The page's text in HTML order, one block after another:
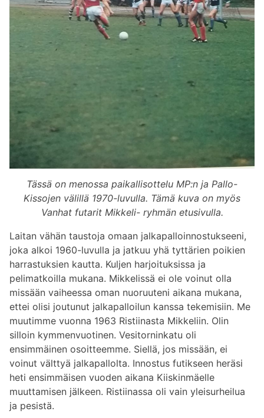
Tässä on menossa paikallisottelu MP:n ja Pallo-
Kissojen välillä 1970-luvulla. Tämä kuva on myös
Vanhat futarit Mikkeli- ryhmän etusivulla.
Laitan vähän taustoja omaan jalkapalloinnostukseeni,
joka alkoi 1960-luvulla ja jatkuu yhä tyttärien poikien
harrastuksien kautta. Kuljen harjoituksissa ja
pelimatkoilla mukana. Mikkelissä ei ole voinut olla
missään vaiheessa oman nuoruuteni aikana mukana,
ettei olisi joutunut jalkapalloilun kanssa tekemisiin. Me
muutimme vuonna 1963 Ristiinasta Mikkeliin. Olin
silloin kymmenvuotinen. Vesitorninkatu oli
ensimmäinen osoitteemme. Siellä, jos missään, ei
voinut välttyä jalkapallolta. Innostus futikseen heräsi
heti ensimmäisen vuoden aikana Kiiskinmäelle
muuttamisen jälkeen. Ristiinassa oli vain yleisurheilua
ja pesistä.